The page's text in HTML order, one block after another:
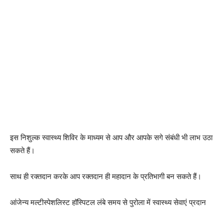
इस निशुल्क स्वास्थ्य शिविर के माध्यम से आप और आपके सगे संबंधी भी लाभ उठा
सकते हैं।
साथ ही रक्तदान करके आप रक्तदान ही महादान के प्रतिभागी बन सकते हैं।
आंजेन्य मल्टीस्पेशलिस्ट हॉस्पिटल लंबे समय से पुरोला में स्वास्थ्य सेवाएं प्रदान